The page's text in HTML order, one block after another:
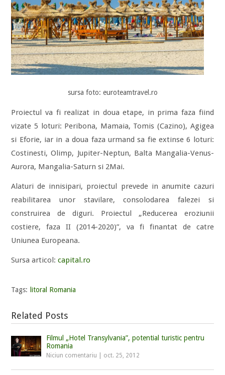
sursa foto: euroteamtravel.ro
Proiectul va fi realizat in doua etape, in prima faza fiind
vizate 5 loturi: Peribona, Mamaia, Tomis (Cazino), Agigea
si Eforie, iar in a doua faza urmand sa fie extinse 6 loturi:
Costinesti, Olimp, Jupiter-Neptun, Balta Mangalia-Venus-
Aurora, Mangalia-Saturn si 2Mai.
Alaturi de innisipari, proiectul prevede in anumite cazuri
reabilitarea unor stavilare, consolodarea falezei si
construirea de diguri. Proiectul „Reducerea eroziunii
costiere, faza II (2014-2020)”, va fi finantat de catre
Uniunea Europeana.
Sursa articol:capital.ro
Tags: litoral Romania
Related Posts
Filmul „Hotel Transylvania”, potential turistic pentru
Romania
Niciun comentariu oct. 25, 2012